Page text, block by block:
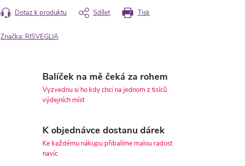
Tisk
Dotaz k produktu Sdílet
Značka: RISVEGLIA
Balíček na mě čeká za rohem
Vyzvednu si ho kdy chci na jednom z tisíců
výdejních míst
K objednávce dostanu dárek
Ke každému nákupu přibalíme malou radost
navíc